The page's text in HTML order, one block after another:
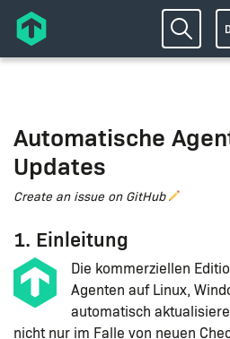
Automatische
Updates
Create an issue on GitHub
1. Einleitung
Die kommerziellen
Agenten auf Linux,
automatisch
nicht nur im Falle von neuen